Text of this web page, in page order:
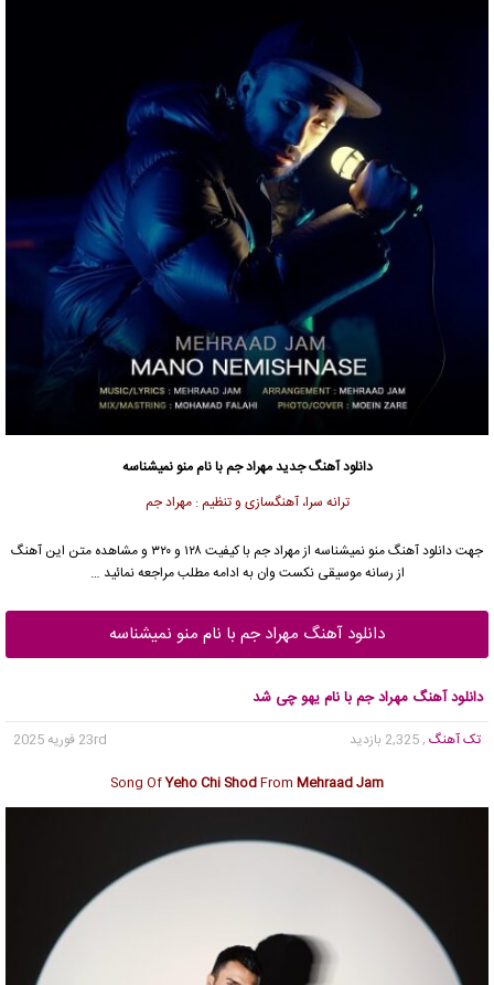
دانلود آهنگ جدیدمهراد جمبا نام منو نمیشناسه
ترانه سرا، آهنگسازی و تنظیم : مهراد جم
جهت دانلود آهنگ منو نمیشناسه ازمهراد جم
با کیفیت ۱۲۸ و ۳۲۰ و مشاهده متن این آهنگ
از رسانه موسیقی نکست وان به ادامه مطلب مراجعه نمائید …
دانلود آهنگ مهراد جم با نام منو نمیشناسه
دانلود آهنگ مهراد جم با نام یهو چی شد
تک آهنگ , 2,325 بازدید
23rd فوریه 2025
Song OfYeho Chi ShodFrom Mehraad Jam